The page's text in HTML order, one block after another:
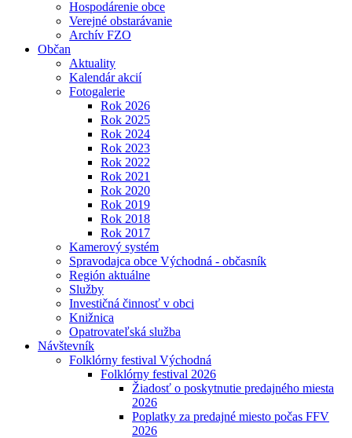
Hospodárenie obce
Verejné obstarávanie
Archív FZO
Občan
Aktuality
Kalendár akcií
Fotogalerie
Rok 2026
Rok 2025
Rok 2024
Rok 2023
Rok 2022
Rok 2021
Rok 2020
Rok 2019
Rok 2018
Rok 2017
Kamerový systém
Spravodajca obce Východná - občasník
Región aktuálne
Služby
Investičná činnosť v obci
Knižnica
Opatrovateľská služba
Návštevník
Folklórny festival Východná
Folklórny festival 2026
Žiadosť o poskytnutie predajného miesta
2026
Poplatky za predajné miesto počas FFV
2026